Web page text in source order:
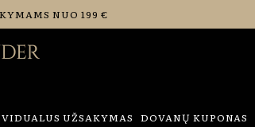
NUO 199 €
UŽSAKYMAS DOVANŲ KUPONAS